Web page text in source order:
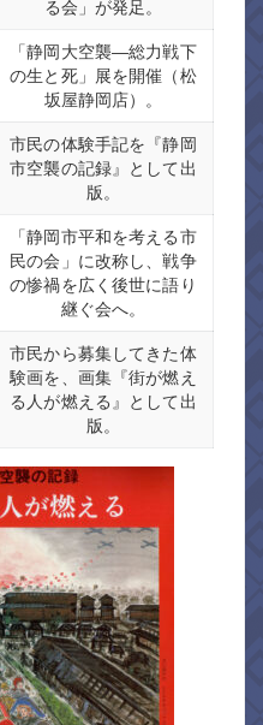
る会」が発足。
「静岡大空襲―総力戦下
の生と死」展を開催（松
坂屋静岡店）。
市民の体験手記を『静岡
市空襲の記録』として出
版。
「静岡市平和を考える市
民の会」に改称し、戦争
の惨禍を広く後世に語り
継ぐ会へ。
市民から募集してきた体
験画を、画集『街が燃え
る人が燃える』として出
版。